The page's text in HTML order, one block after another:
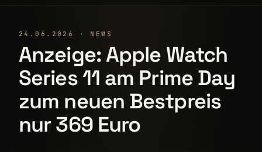
24.06.2026 · NEWS
Anzeige: Apple Watch
Series 11 am Prime Day
zum neuen Bestpreis
nur 369 Euro